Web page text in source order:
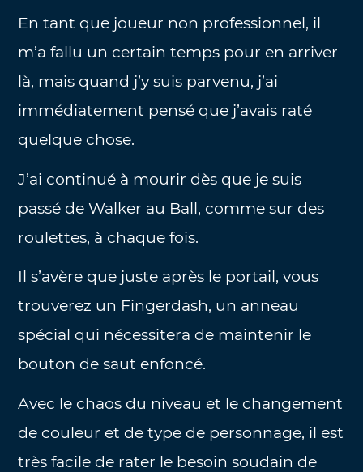
En tant que joueur non professionnel, il
m’a fallu un certain temps pour en arriver
là, mais quand j’y suis parvenu, j’ai
immédiatement pensé que j’avais raté
quelque chose.
J’ai continué à mourir dès que je suis
passé de Walker au Ball, comme sur des
roulettes, à chaque fois.
Il s’avère que juste après le portail, vous
trouverez un Fingerdash, un anneau
spécial qui nécessitera de maintenir le
bouton de saut enfoncé.
Avec le chaos du niveau et le changement
de couleur et de type de personnage, il est
très facile de rater le besoin soudain de